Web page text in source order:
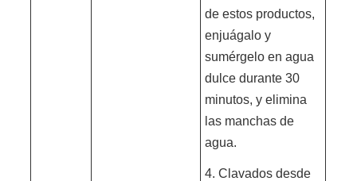
de estos productos,
enjuágalo y
sumérgelo en agua
dulce durante 30
minutos, y elimina
las manchas de
agua.
4. Clavados desde